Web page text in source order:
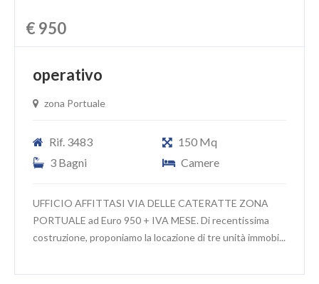
€ 950
operativo
zona Portuale
Rif. 3483
150 Mq
3 Bagni
Camere
UFFICIO AFFITTASI VIA DELLE CATERATTE ZONA
PORTUALE ad Euro 950 + IVA MESE. Di recentissima
costruzione, proponiamo la locazione di tre unità immobi...